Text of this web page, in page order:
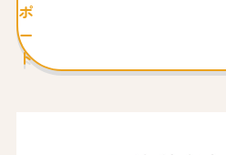
ポ
ー
ト